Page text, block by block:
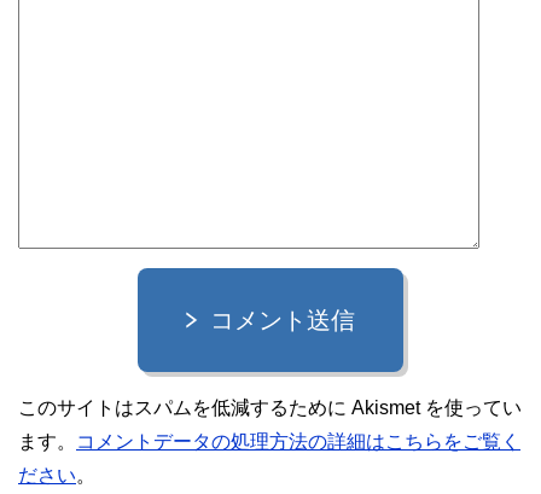
コメント送信
このサイトはスパムを低減するために Akismet を使ってい
ます。
コメントデータの処理方法の詳細はこちらをご覧く
ださい。